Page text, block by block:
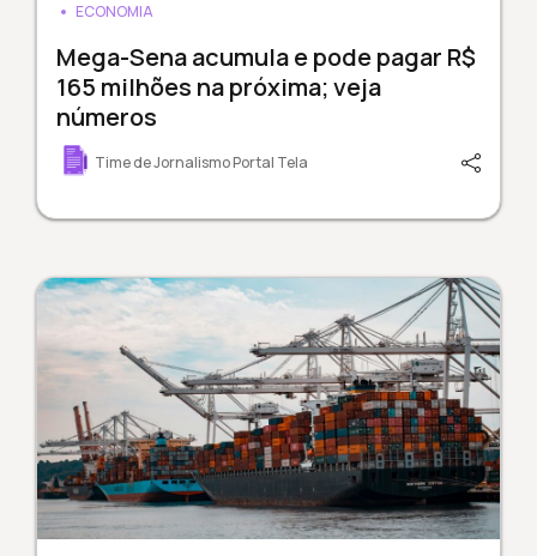
ECONOMIA
Mega-Sena acumula e pode pagar R$
165 milhões na próxima; veja
números
Time de Jornalismo Portal Tela